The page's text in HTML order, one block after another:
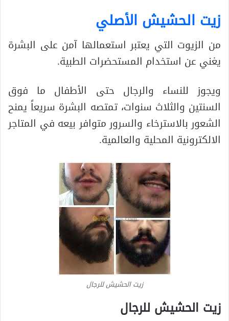
زيت الحشيش الأصلي
من الزيوت التي يعتبر استعمالها آمن على البشرة
يغني عن استخدام المستحضرات الطبية.
ويجوز للنساء والرجال حتى الأطفال ما فوق
السنتين والثلاث سنوات، تمتصه البشرة سريعاً يمنح
الشعور بالاسترخاء والسرور متوافر بيعه في المتاجر
الالكترونية المحلية والعالمية.
زيت الحشيش للرجال
زيت الحشيش للرجال